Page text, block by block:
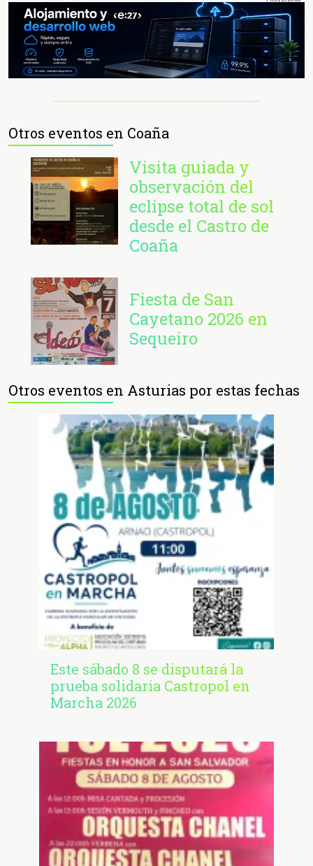
Otros eventos en Coaña
Visita guiada y
observación del
eclipse total de sol
desde el Castro de
Coaña
Fiesta de San
Cayetano 2026 en
Sequeiro
Otros eventos en Asturias por estas fechas
Este sábado 8 se disputará la
prueba solidaria Castropol en
Marcha 2026